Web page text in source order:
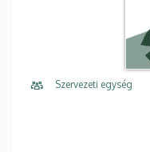
Szervezeti egység